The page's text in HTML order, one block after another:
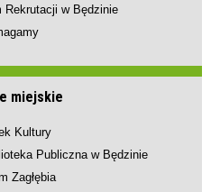
Rekrutacji w Będzinie
miejskie
Kultury
Publiczna w Będzinie
Zagłębia